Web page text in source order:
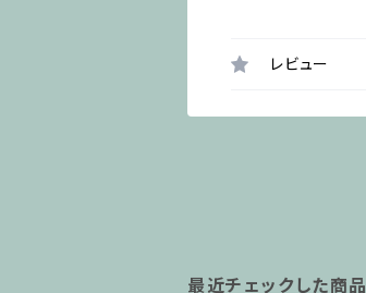
レビュー
最近チェックした商品